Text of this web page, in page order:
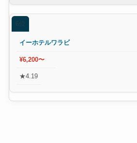
6位
イーホテルワラビ
¥6,200〜
★4.19